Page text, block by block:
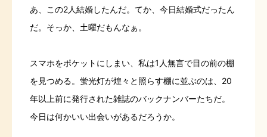
あ、この2人結婚したんだ。てか、今日結婚式だったん
だ。そっか、土曜だもんなぁ。
スマホをポケットにしまい、私は1人無言で目の前の棚
を見つめる。蛍光灯が煌々と照らす棚に並ぶのは、20
年以上前に発行された雑誌のバックナンバーたちだ。
今日は何かいい出会いがあるだろうか。